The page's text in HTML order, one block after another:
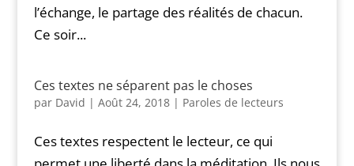
l’échange, le partage des réalités de chacun.
Ce soir...
Ces textes ne séparent pas le choses
par David | Août 24, 2018| Paroles de lecteurs
Ces textes respectent le lecteur, ce qui